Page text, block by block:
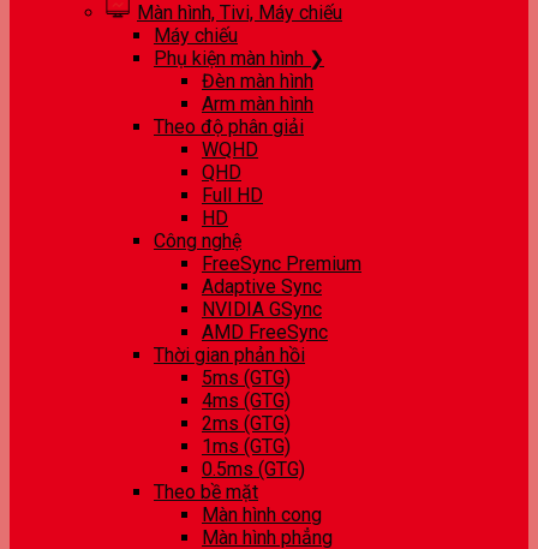
Màn hình, Tivi, Máy chiếu
Máy chiếu
Phụ kiện màn hình ❯
Đèn màn hình
Arm màn hình
Theo độ phân giải
WQHD
QHD
Full HD
HD
Công nghệ
FreeSync Premium
Adaptive Sync
NVIDIA GSync
AMD FreeSync
Thời gian phản hồi
5ms (GTG)
4ms (GTG)
2ms (GTG)
1ms (GTG)
0.5ms (GTG)
Theo bề mặt
Màn hình cong
Màn hình phẳng